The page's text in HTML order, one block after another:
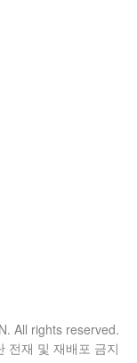
All rights reserved.
전재 및 재배포 금지